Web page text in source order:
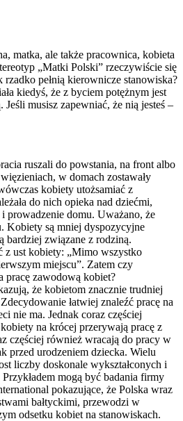
matka, ale także pracownica, kobieta
„Matki Polski” rzeczywiście się
rzadko pełnią kierownicze stanowiska?
kiedyś, że z byciem potężnym jest
musisz zapewniać, że nią jesteś –
ruszali do powstania, na front albo
w domach zostawały
kobiety utożsamiać z
do nich opieka nad dziećmi,
prowadzenie domu. Uważano, że
Kobiety są mniej dyspozycyjne
bardziej związane z rodziną.
z ust kobiety: „Mimo wszystko
miejscu”. Zatem czy
pracę zawodową kobiet?
że kobietom znacznie trudniej
łatwiej znaleźć pracę na
nie ma. Jednak coraz częściej
na krócej przerywają pracę z
częściej również wracają do pracy w
przed urodzeniem dziecka. Wielu
liczby doskonale wykształconych i
mogą być badania firmy
pokazujące, że Polska wraz
bałtyckimi, przewodzi w
odsetku kobiet na stanowiskach.